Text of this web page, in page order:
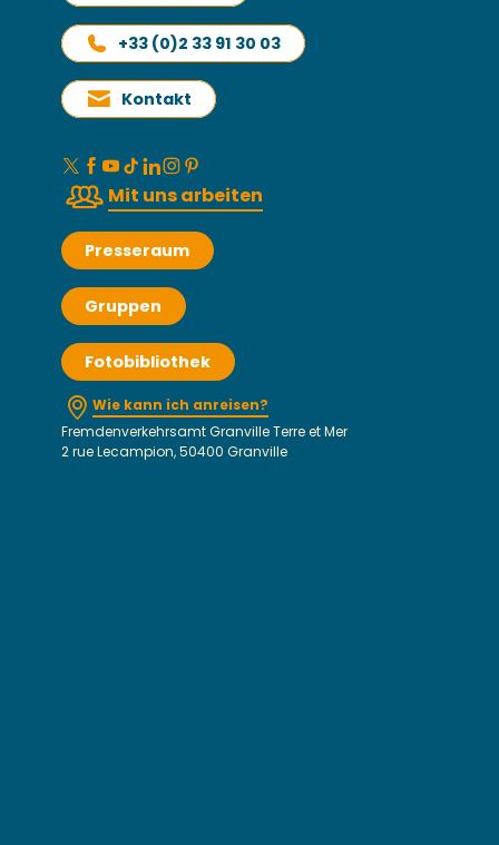
+33 (0)2 33 91 30 03
Kontakt
Mit uns arbeiten
Presseraum
Gruppen
Fotobibliothek
Wie kann ich anreisen?
Fremdenverkehrsamt Granville Terre et Mer
2 rue Lecampion, 50400 Granville